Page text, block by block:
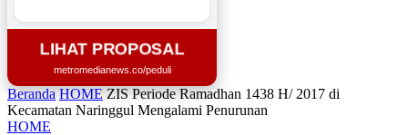
LIHAT PROPOSAL
metromedianews.co/peduli
Beranda HOME ZIS Periode Ramadhan 1438 H/ 2017 di
Kecamatan Naringgul Mengalami Penurunan
HOME